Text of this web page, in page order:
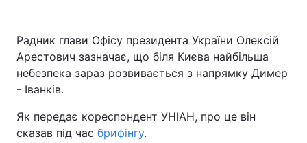
Радник глави Офісу президента України Олексій
Арестович зазначає, що біля Києва найбільша
небезпека зараз розвивається з напрямку Димер
- Іванків.
Як передає кореспондент УНІАН, про це він
сказав під час брифінгу.